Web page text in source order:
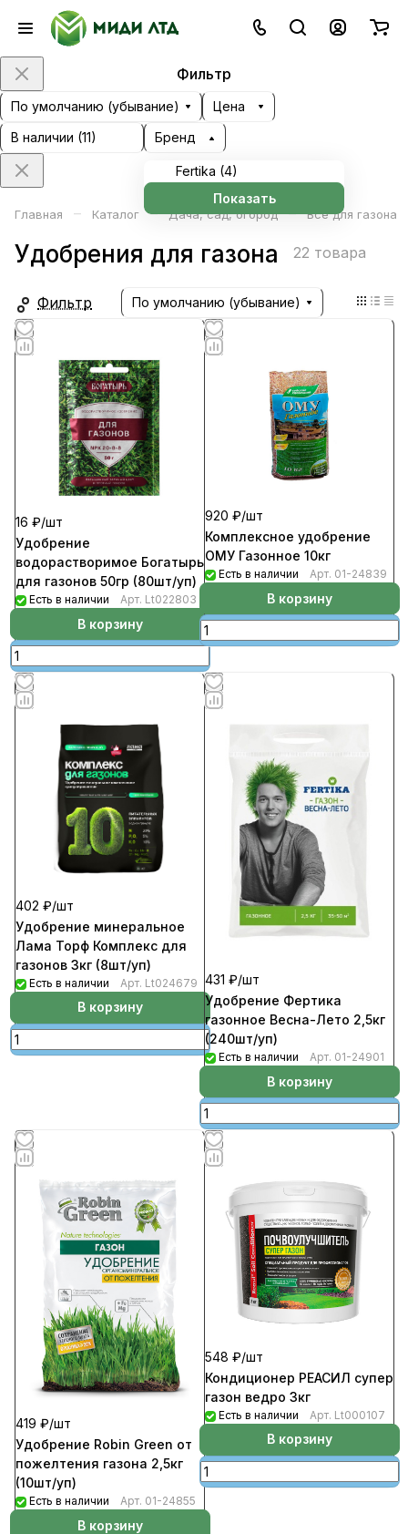
Фильтр
По умолчанию (убывание)
Цена
В наличии (11) Бренд
Fertika (4)
Показать
Главная – Каталог – Дача, сад, огород – Всё для газона
Удобрения для газона 22 товара
Фильтр По умолчанию (убывание)
16 ₽/шт
Удобрение
водорастворимое Богатырь
для газонов 50гр (80шт/уп)
Есть в наличии Арт. Lt022803
В корзину
920 ₽/шт
Комплексное удобрение
ОМУ Газонное 10кг
Есть в наличии Арт. 01-24839
В корзину
402 ₽/шт
Удобрение минеральное
Лама Торф Комплекс для
газонов 3кг (8шт/уп)
Есть в наличии Арт. Lt024679
В корзину
431 ₽/шт
Удобрение Фертика
газонное Весна-Лето 2,5кг
(240шт/уп)
Есть в наличии Арт. 01-24901
В корзину
419 ₽/шт
Удобрение Robin Green от
пожелтения газона 2,5кг
(10шт/уп)
Есть в наличии Арт. 01-24855
В корзину
548 ₽/шт
Кондиционер РЕАСИЛ супер
газон ведро 3кг
Есть в наличии Арт. Lt000107
В корзину